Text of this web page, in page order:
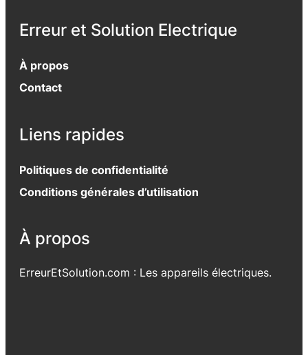
Erreur et Solution Electrique
À propos
Contact
Liens rapides
Politiques de confidentialité
Conditions générales d’utilisation
À propos
ErreurEtSolution.com : Les appareils électriques.